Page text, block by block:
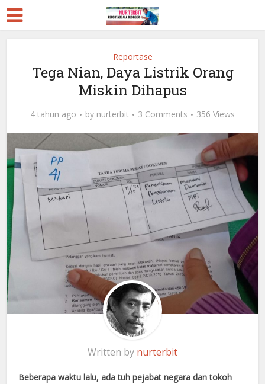
Reportase
Tega Nian, Daya Listrik Orang
Miskin Dihapus
4 tahun ago by nurterbit 3 Comments 356 Views
Written by nurterbit
Beberapa waktu lalu, ada tuh pejabat negara dan tokoh